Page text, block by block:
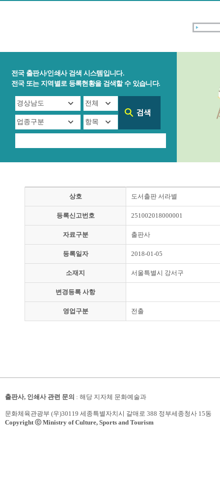
전국 출판사/인쇄사 검색 시스템입니다.
전국 또는 지역별로 등록현황을 검색할 수 있습니다.
상호 도서출판 서라별
등록신고번호 251002018000001
자료구분 출판사
등록일자 2018-01-05
소재지 서울특별시 강서구
변경등록 사항
영업구분 전출
출판사, 인쇄사 관련 문의 : 해당 지자체 문화예술과
문화체육관광부 (우)30119 세종특별자치시 갈매로 388 정부세종청사 15동
Copyright ⓒ Ministry of Culture, Sports and Tourism